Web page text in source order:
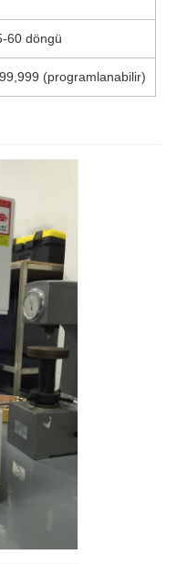
60 döngü
(programlanabilir)